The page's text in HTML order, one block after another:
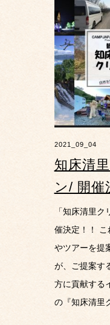
2021_09_04
知床清
ン/ 開催
「知床清里
催決定！！ こ
やツアーを提
が、ご提案す
方に貢献する
の『知床清里